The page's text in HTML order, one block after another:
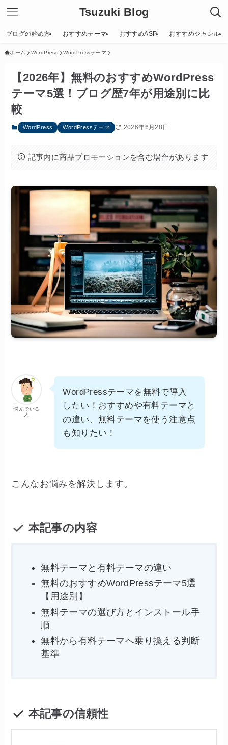
Tsuzuki Blog
ブログの始め方 おすすめテーマ おすすめASP おすすめジャンル
ホーム WordPress WordPressテーマ
【2026年】無料のおすすめWordPress
テーマ5選！ブログ歴7年が用途別に比
較
WordPress WordPressテーマ 2026年6月28日
記事内に商品プロモーションを含む場合があります
悩んでいる
人
WordPressテーマを無料で導入
したい！おすすめや有料テーマと
の違い、無料テーマを使う注意点
も知りたい！
こんなお悩みを解決します。
本記事の内容
無料テーマと有料テーマの違い
無料のおすすめWordPressテーマ5選
【用途別】
無料テーマの選び方とインストール手
順
無料から有料テーマへ乗り換える判断
基準
本記事の信頼性